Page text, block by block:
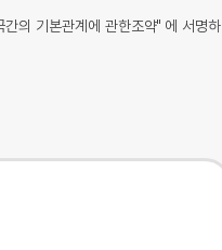
의 기본관계에 관한조약" 에 서명하